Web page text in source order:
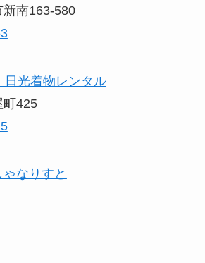
南163-580
光着物レンタル
町425
なりすと